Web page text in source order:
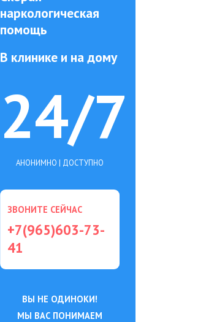
наркологическая
помощь
В клинике и на дому
24/7
АНОНИМНО | ДОСТУПНО
ЗВОНИТЕ СЕЙЧАС
+7(965)603-73-
41
ВЫ НЕ ОДИНОКИ!
МЫ ВАС ПОНИМАЕМ